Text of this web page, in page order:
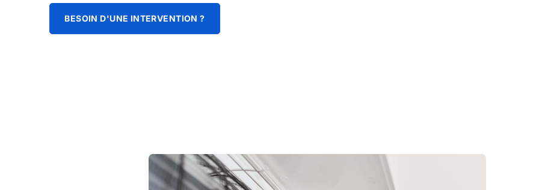
BESOIN D'UNE INTERVENTION ?